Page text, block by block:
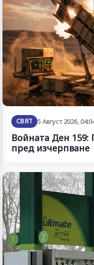
СВЯТ 5 Август 2026,
Войната Ден
пред изчерпване